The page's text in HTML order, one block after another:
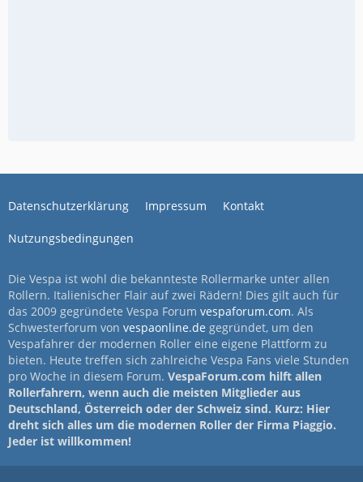
Datenschutzerklärung Impressum Kontakt
Nutzungsbedingungen
Die Vespa ist wohl die bekannteste Rollermarke unter allen
Rollern. Italienischer Flair auf zwei Rädern! Dies gilt auch für
das 2009 gegründete Vespa Forum vespaforum.com. Als
Schwesterforum von vespaonline.de gegründet, um den
Vespafahrer der modernen Roller eine eigene Plattform zu
bieten. Heute treffen sich zahlreiche Vespa Fans viele Stunden
pro Woche in diesem Forum. VespaForum.com hilft allen
Rollerfahrern, wenn auch die meisten Mitglieder aus
Deutschland, Österreich oder der Schweiz sind. Kurz: Hier
dreht sich alles um die modernen Roller der Firma Piaggio.
Jeder ist willkommen!